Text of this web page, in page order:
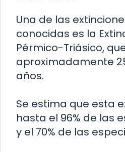
Una de las
conocidas es la
Pérmico-Triásico,
aproximadamente
años.
Se estima que esta
hasta el 96% de las
y el 70% de las